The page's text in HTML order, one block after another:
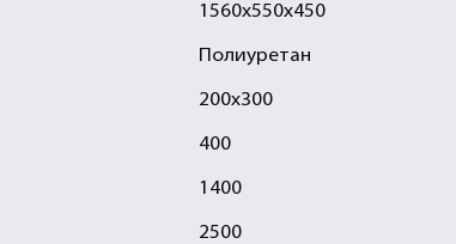
1560х550х450
Полиуретан
200х300
400
1400
2500